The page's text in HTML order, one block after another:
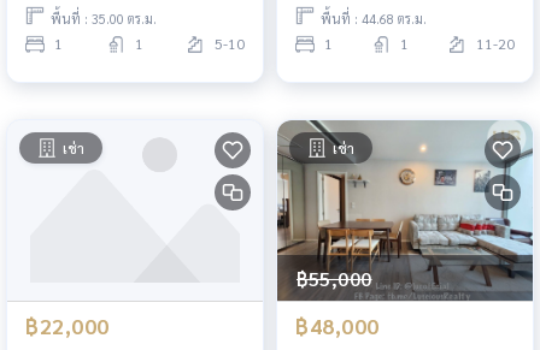
พื้นที่ : 35.00 ตร.ม.
1 1 5-10
พื้นที่ : 44.68 ตร.ม.
1 1 11-20
เช่า
฿22,000
เช่า
฿55,000
฿48,000